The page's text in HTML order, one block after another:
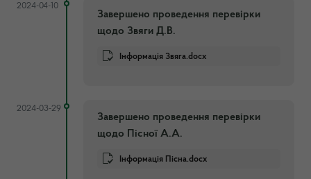
2024-04-10
Завершено проведення перевірки
щодо Звяги Д.В.
Інформація Звяга.docx
2024-03-29
Завершено проведення перевірки
щодо Пісної А.А.
Інформація Пісна.docx